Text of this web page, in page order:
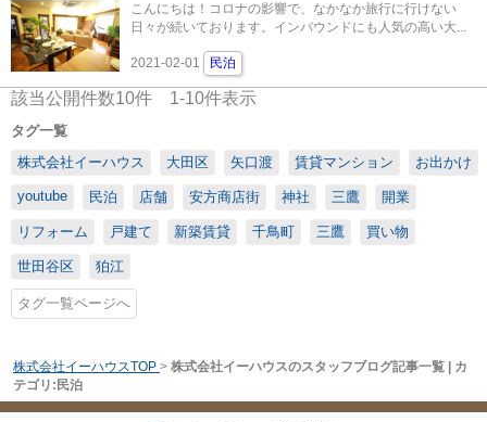
こんにちは！コロナの影響で、なかなか旅行に行けない
日々が続いております。インバウンドにも人気の高い大...
2021-02-01 民泊
該当公開件数10件 1-10件表示
タグ一覧
株式会社イーハウス
大田区 矢口渡 賃貸マンション お出かけ
youtube 民泊 店舗 安方商店街 神社 三鷹 開業
リフォーム 戸建て 新築賃貸 千鳥町 三鷹 買い物
世田谷区 狛江
タグ一覧ページへ
株式会社イーハウスTOP > 株式会社イーハウスのスタッフブログ記事一覧 | カ
テゴリ:民泊